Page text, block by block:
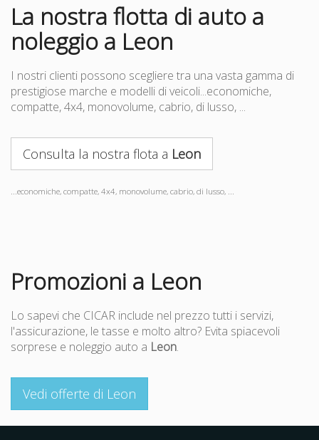
La nostra flotta di auto a
noleggio a Leon
I nostri clienti possono scegliere tra una vasta gamma di
prestigiose marche e modelli di veicoli...economiche,
compatte, 4x4, monovolume, cabrio, di lusso, ...
Consulta la nostra flota a Leon
...economiche, compatte, 4x4, monovolume, cabrio, di lusso, ...
Promozioni a Leon
Lo sapevi che CICAR include nel prezzo tutti i servizi,
l'assicurazione, le tasse e molto altro? Evita spiacevoli
sorprese e noleggio auto a Leon.
Vedi offerte di Leon